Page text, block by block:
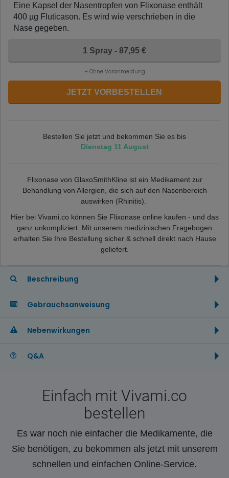
Eine Kapsel der Nasentropfen von Flixonase enthält
400 µg Fluticason. Es wird wie verschrieben in die
Nase gegeben.
1 Spray - 87,95 €
+ Ohne Voranmeldung
JETZT VORBESTELLEN
Bestellen Sie jetzt und bekommen Sie es bis
Dienstag 11 August
Flixonase von GlaxoSmithKline ist ein Medikament zur
Behandlung von Allergien, die sich auf den Nasenbereich
auswirken (Rhinitis).
Hier bei Vivami.co können Sie Flixonase online kaufen - und das
ganz unkompliziert. Mit unserem medizinischen Fragebogen
erhalten Sie Ihre Bestellung sicher & schnell direkt nach Hause
geliefert.
Beschreibung
Gebrauchsanweisung
Nebenwirkungen
Q&A
Einfach mit Vivami.co
bestellen
Es war noch nie einfacher die Medikamente, die
Sie benötigen, zu bekommen als jetzt mit unserem
schnellen und einfachen Online-Service.